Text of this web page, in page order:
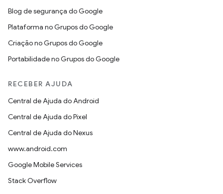
Blog de segurança do Google
Plataforma no Grupos do Google
Criação no Grupos do Google
Portabilidade no Grupos do Google
RECEBER AJUDA
Central de Ajuda do Android
Central de Ajuda do Pixel
Central de Ajuda do Nexus
www.android.com
Google Mobile Services
Stack Overflow